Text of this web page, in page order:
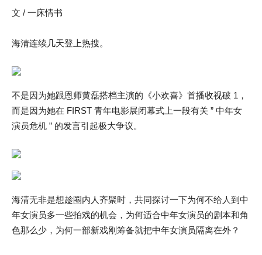
文 / 一床情书
海清连续几天登上热搜。
不是因为她跟恩师黄磊搭档主演的《小欢喜》首播收视破 1，
而是因为她在 FIRST 青年电影展闭幕式上一段有关 ” 中年女
演员危机 ” 的发言引起极大争议。
海清无非是想趁圈内人齐聚时，共同探讨一下为何不给人到中
年女演员多一些拍戏的机会，为何适合中年女演员的剧本和角
色那么少，为何一部新戏刚筹备就把中年女演员隔离在外？